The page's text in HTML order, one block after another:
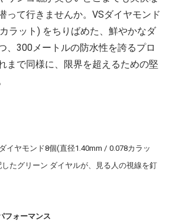
って行きませんか。VSダイヤモンド
ラット) をちりばめた、鮮やかなダ
、300メートルの防水性を誇るプロ
まで同様に、限界を超えるための堅
イヤモンド8個(直径1.40mm / 0.078カラッ
たグリーン ダイヤルが、見る人の視線を釘
フォーマンス